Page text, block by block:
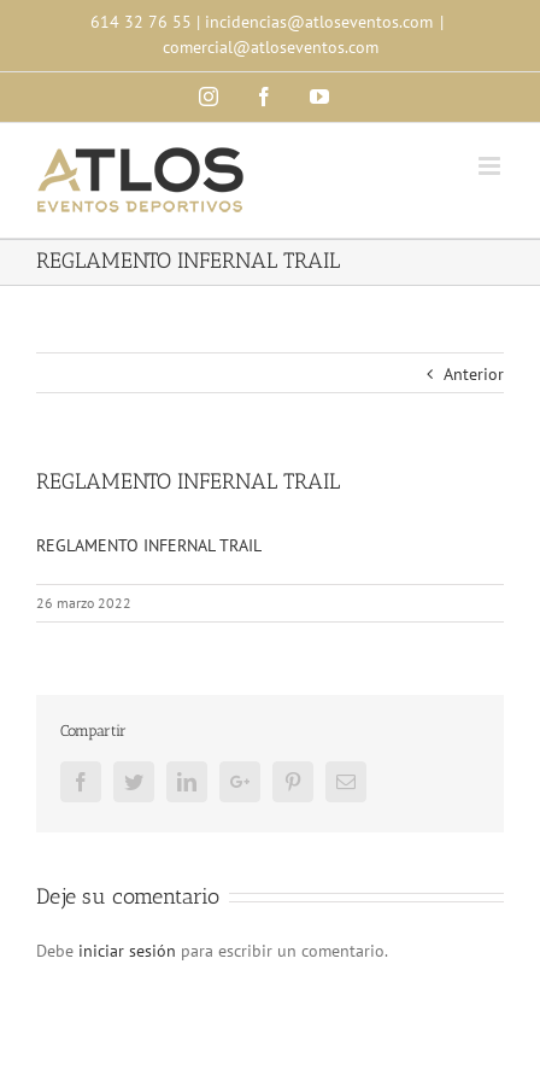
content
614 32 76 55 | incidencias@atloseventos.com |
comercial@atloseventos.com
InstagramFacebookYouTube
REGLAMENTO INFERNAL TRAIL
Anterior
REGLAMENTO INFERNAL TRAIL
REGLAMENTO INFERNAL TRAIL
26 marzo 2022
Compartir
FacebookTwitterLinkedInGoogle+ PinterestEmail
Deje su comentario
Debe iniciar sesión para escribir un comentario.